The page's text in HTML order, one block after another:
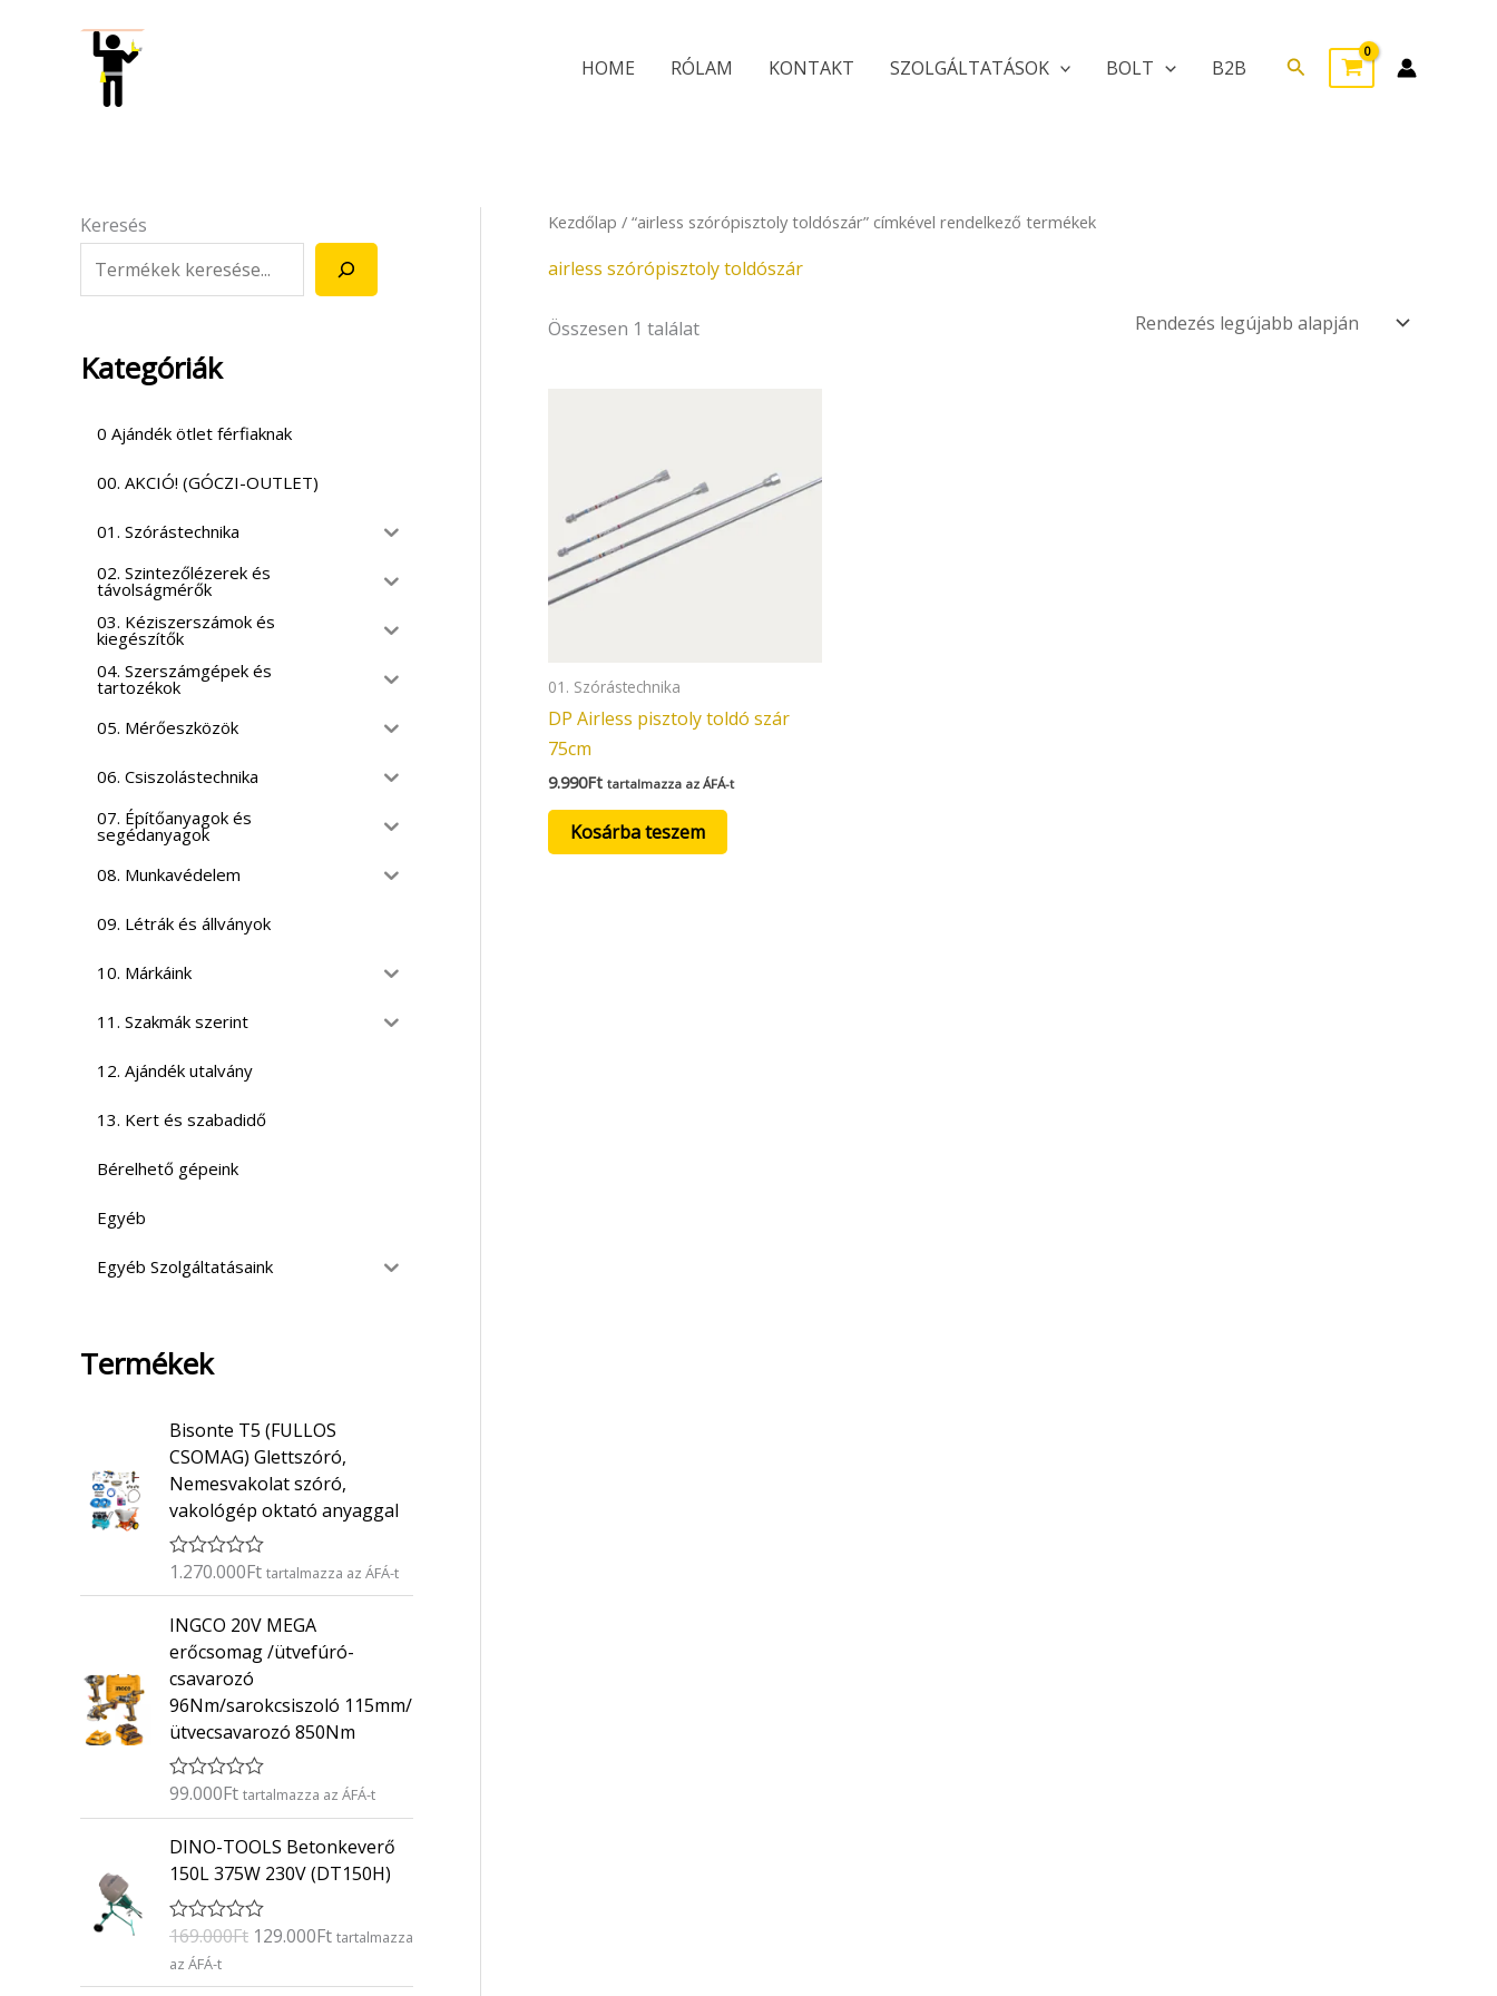
HOME RÓLAM KONTAKT SZOLGÁLTATÁSOK BOLT B2B Search
Keresés
Kategóriák
0 Ajándék ötlet férfiaknak
00. AKCIÓ! (GÓCZI-OUTLET)
01. Szórástechnika
02. Szintezőlézerek és
távolságmérők
03. Kéziszerszámok és
kiegészítők
04. Szerszámgépek és
tartozékok
05. Mérőeszközök
06. Csiszolástechnika
07. Építőanyagok és
segédanyagok
08. Munkavédelem
09. Létrák és állványok
10. Márkáink
11. Szakmák szerint
12. Ajándék utalvány
13. Kert és szabadidő
Bérelhető gépeink
Egyéb
Egyéb Szolgáltatásaink
Termékek
Bisonte T5 (FULLOS
CSOMAG) Glettszóró,
Nemesvakolat szóró,
vakológép oktató anyaggal
É
é
e
l
é
s
:
/
5
1.270.000Ft tartalmazza az ÁFÁ-t
INGCO 20V MEGA
erőcsomag /ütvefúró-
csavarozó
96Nm/sarokcsiszoló 115mm/
ütvecsavarozó 850Nm
É
é
k
e
é
s
0
/
99.000Ft tartalmazza az ÁFÁ-t
DINO-TOOLS Betonkeverő
150L 375W 230V (DT150H)
É
t
é
169.000Ft
O
r
g
129.000Ft
C
u
etartalmazza
az ÁFÁ-t
Kezdőlap / “airless szórópisztoly toldószár” címkével rendelkező termékek
airless szórópisztoly toldószár
Összesen 1 találat
01. Szórástechnika
DP Airless pisztoly toldó szár
75cm
9.990Ft tartalmazza az ÁFÁ-t
Kosárba teszem